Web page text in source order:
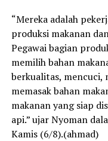
“Mereka adalah
produksi makanan
Pegawai bagian
memilih bahan
berkualitas, mencuci,
memasak bahan
makanan yang siap
api.” ujar Nyoman
Kamis (6/8).(ahmad)